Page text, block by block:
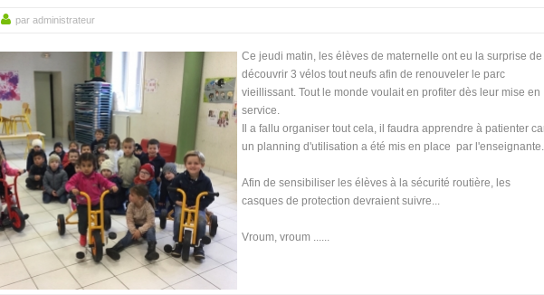
par administrateur
Ce jeudi matin, les élèves de maternelle ont eu la surprise de
découvrir 3 vélos tout neufs afin de renouveler le parc
vieillissant. Tout le monde voulait en profiter dès leur mise en
service.
Il a fallu organiser tout cela, il faudra apprendre à patienter
un planning d'utilisation a été mis en place par l'enseignante.
Afin de sensibiliser les élèves à la sécurité routière, les
casques de protection devraient suivre...
Vroum, vroum ......